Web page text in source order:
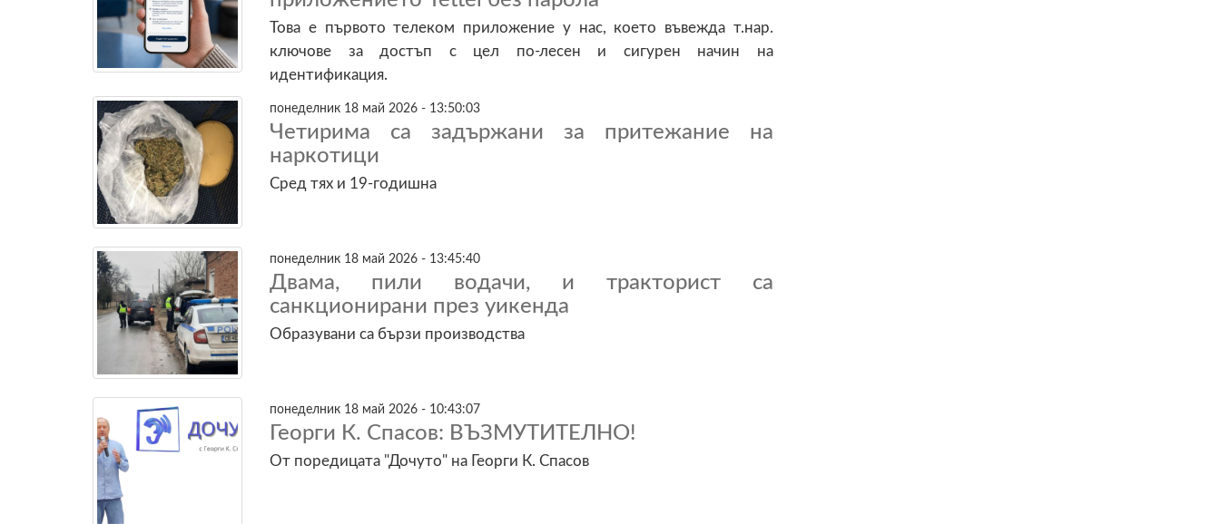
Това е първото телеком приложение у нас, което въвежда т.нар.
ключове за достъп с цел по-лесен и сигурен начин на
идентификация.
понеделник 18 май 2026 - 13:50:03
Четирима са задържани за притежание на
наркотици
Сред тях и 19-годишна
понеделник 18 май 2026 - 13:45:40
Двама, пили водачи, и тракторист са
санкционирани през уикенда
Образувани са бързи производства
понеделник 18 май 2026 - 10:43:07
Георги К. Спасов: ВЪЗМУТИТЕЛНО!
От поредицата "Дочуто" на Георги К. Спасов